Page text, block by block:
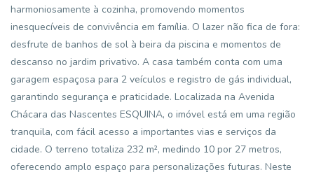
harmoniosamente à cozinha, promovendo momentos
inesquecíveis de convivência em família. O lazer não fica de fora:
desfrute de banhos de sol à beira da piscina e momentos de
descanso no jardim privativo. A casa também conta com uma
garagem espaçosa para 2 veículos e registro de gás individual,
garantindo segurança e praticidade. Localizada na Avenida
Chácara das Nascentes ESQUINA, o imóvel está em uma região
tranquila, com fácil acesso a importantes vias e serviços da
cidade. O terreno totaliza 232 m², medindo 10 por 27 metros,
oferecendo amplo espaço para personalizações futuras. Neste